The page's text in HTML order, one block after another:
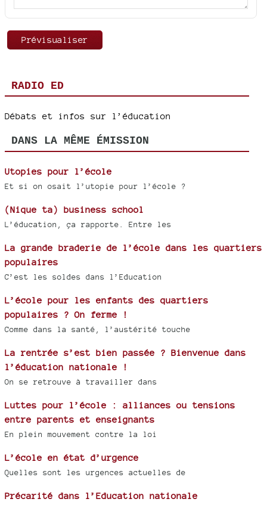
RADIO ED
Débats et infos sur l’éducation
DANS LA MÊME ÉMISSION
Utopies pour l’école
Et si on osait l’utopie pour l’école ?
(Nique ta) business school
L’éducation, ça rapporte. Entre les
La grande braderie de l’école dans les quartiers
populaires
C’est les soldes dans l’Education
L’école pour les enfants des quartiers
populaires ? On ferme !
Comme dans la santé, l’austérité touche
La rentrée s’est bien passée ? Bienvenue dans
l’éducation nationale !
On se retrouve à travailler dans
Luttes pour l’école : alliances ou tensions
entre parents et enseignants
En plein mouvement contre la loi
L’école en état d’urgence
Quelles sont les urgences actuelles de
Précarité dans l’Education nationale